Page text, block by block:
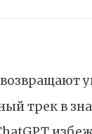
трек в